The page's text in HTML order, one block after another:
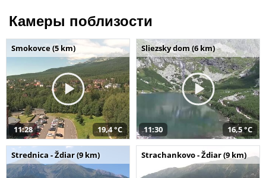
Камеры поблизости
Smokovce (5 km)
11:28 19,4 °C
Sliezsky dom (6 km)
11:30 16,5 °C
Strednica - Ždiar (9 km) Strachankovo - Ždiar (9 km)